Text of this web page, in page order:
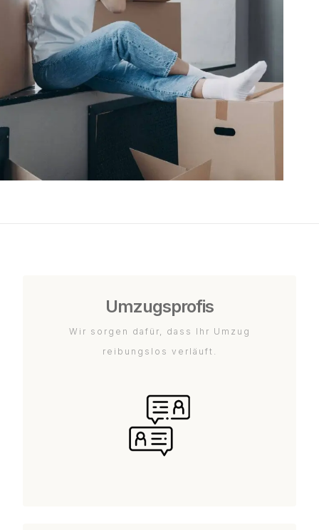
Umzugsprofis
Wir sorgen dafür, dass Ihr Umzug
reibungslos verläuft.